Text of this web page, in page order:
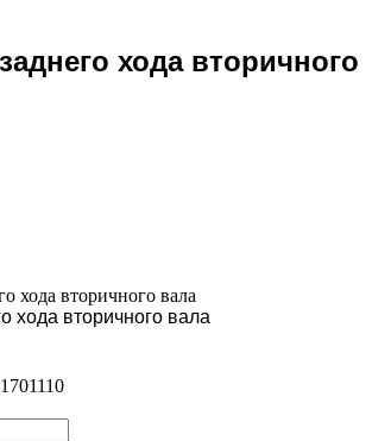
хода вторичного
хода вторичного вала
хода вторичного вала